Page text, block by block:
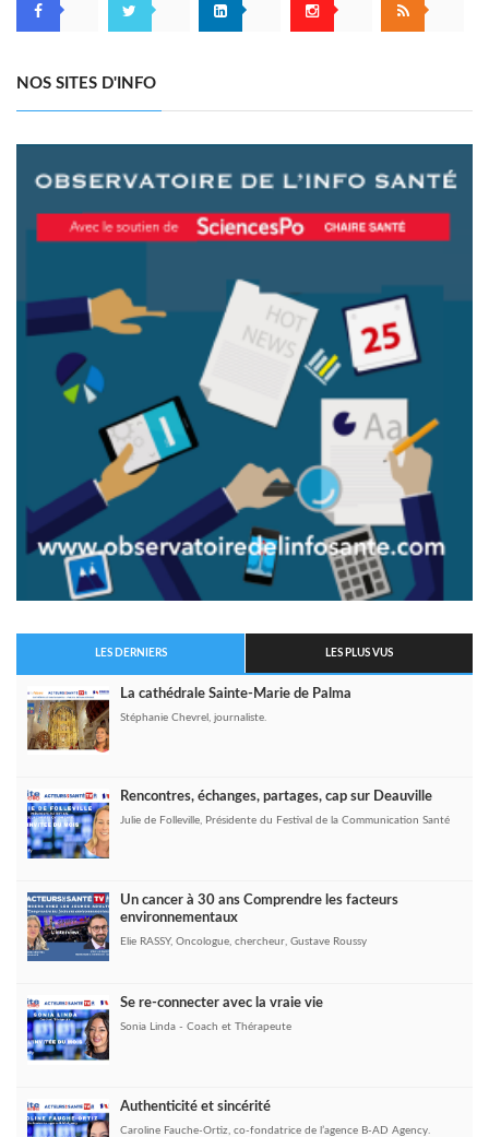
NOS SITES D'INFO
LES DERNIERS LES PLUS VUS
La cathédrale Sainte-Marie de Palma
Stéphanie Chevrel, journaliste.
Rencontres, échanges, partages, cap sur Deauville
Julie de Folleville, Présidente du Festival de la Communication Santé
Un cancer à 30 ans Comprendre les facteurs
environnementaux
Elie RASSY, Oncologue, chercheur, Gustave Roussy
Se re-connecter avec la vraie vie
Sonia Linda - Coach et Thérapeute
Authenticité et sincérité
Caroline Fauche-Ortiz, co-fondatrice de l’agence B-AD Agency.